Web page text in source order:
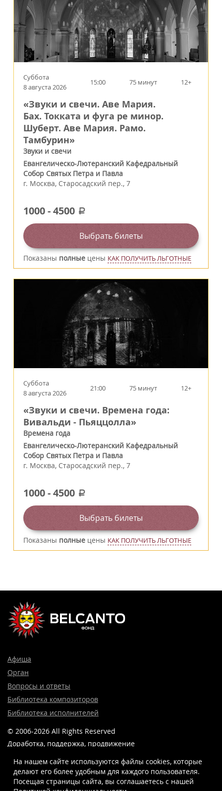
Суббота
8 августа 2026
15:00 75 минут 12+
«Звуки и свечи. Аве Мария.
Бах. Токката и фуга ре минор.
Шуберт. Аве Мария. Рамо.
Тамбурин»
Звуки и свечи
Евангелическо-Лютеранский Кафедральный
Собор Святых Петра и Павла
г. Москва, Старосадский пер., 7
1000-4500 a
Выбрать билеты
Показаны полные цены КАК ПОЛУЧИТЬ ЛЬГОТНЫЕ
Суббота
8 августа 2026
21:00 75 минут 12+
«Звуки и свечи. Времена года:
Вивальди - Пьяццолла»
Времена года
Евангелическо-Лютеранский Кафедральный
Собор Святых Петра и Павла
г. Москва, Старосадский пер., 7
1000-4500 a
Выбрать билеты
Показаны полные цены КАК ПОЛУЧИТЬ ЛЬГОТНЫЕ
Афиша
Орган
Вопросы и ответы
Библиотека композиторов
Библиотека исполнителей
© 2006-2026 All Rights Reserved
Доработка, поддержка, продвижение
На нашем сайте используются файлы cookies, которые
делают его более удобным для каждого пользователя.
Посещая страницы сайта, вы соглашаетесь c нашей